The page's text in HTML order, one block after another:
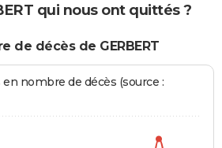
qui nous ont quittés ?
de décès de GERBERT
nombre de décès (source :